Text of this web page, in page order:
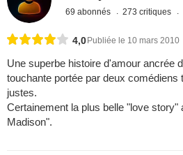
69 abonnés 273 critiques
4,0 Publiée le 10 mars 2010
Une superbe histoire d'amour ancrée
touchante portée par deux comédiens
justes.
Certainement la plus belle "love story"
Madison".